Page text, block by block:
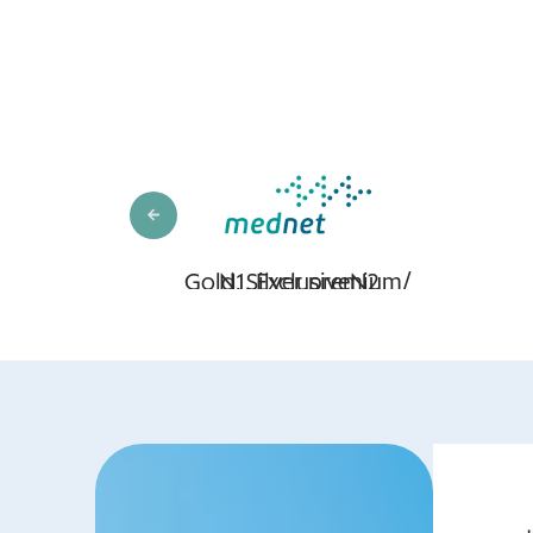
Gold,
Diamond Network,
Elite Network